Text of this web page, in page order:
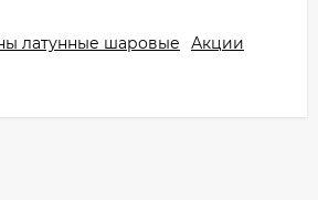
латунные шаровые Акции